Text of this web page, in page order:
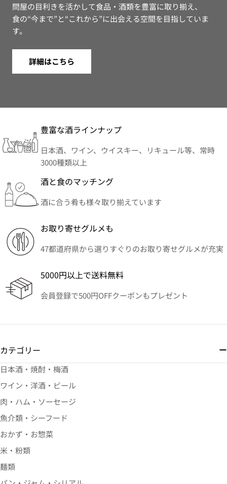
問屋の目利きを活かして食品・酒類を豊富に取り揃え、
食の“今まで”と“これから”に出会える空間を目指していま
す。
詳細はこちら
豊富な酒ラインナップ
日本酒、ワイン、ウイスキー、リキュール等、常時
3000種類以上
酒と食のマッチング
酒に合う肴も様々取り揃えています
お取り寄せグルメも
47都道府県から選りすぐりのお取り寄せグルメが充実
5000円以上で送料無料
会員登録で500円OFFクーポンもプレゼント
カテゴリー
日本酒・焼酎・梅酒
ワイン・洋酒・ビール
肉・ハム・ソーセージ
魚介類・シーフード
おかず・お惣菜
米・粉類
麺類